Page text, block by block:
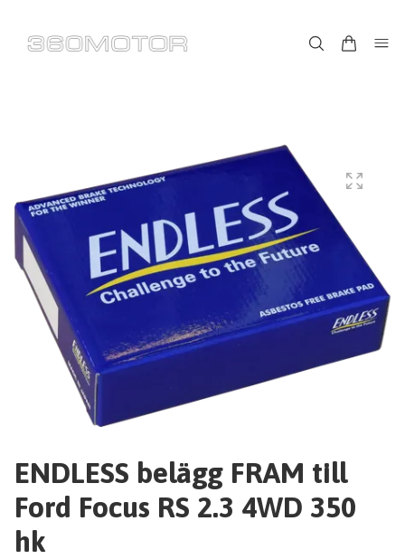
ENDLESS belägg FRAM till
Ford Focus RS 2.3 4WD 350
hk